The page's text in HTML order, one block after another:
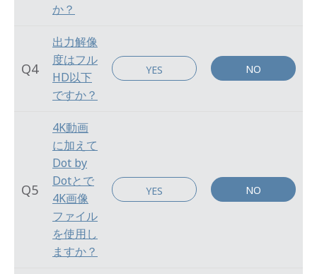
か？
Q4
出力解像
度はフル
HD以下
ですか？
YES NO
Q5
4K動画
に加えて
Dot by
Dotとで
4K画像
ファイル
を使用し
ますか？
YES NO